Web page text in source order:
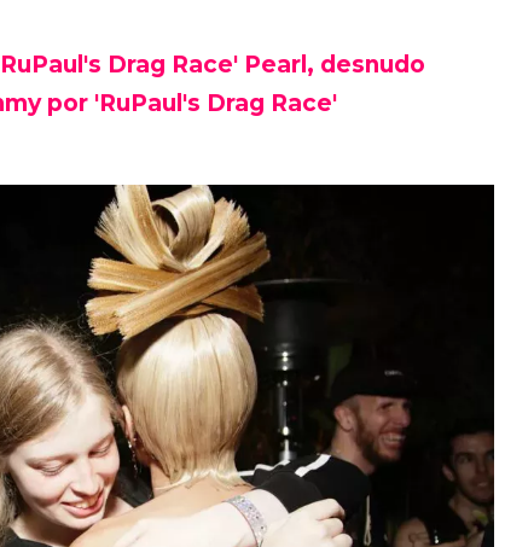
Drag Race' Pearl, desnudo
por 'RuPaul's Drag Race'